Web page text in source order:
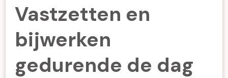
Vastzetten en
bijwerken
gedurende de dag